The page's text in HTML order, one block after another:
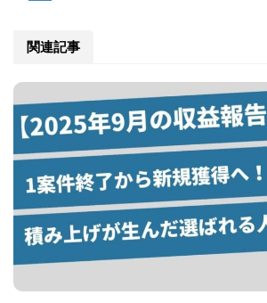
関連記事